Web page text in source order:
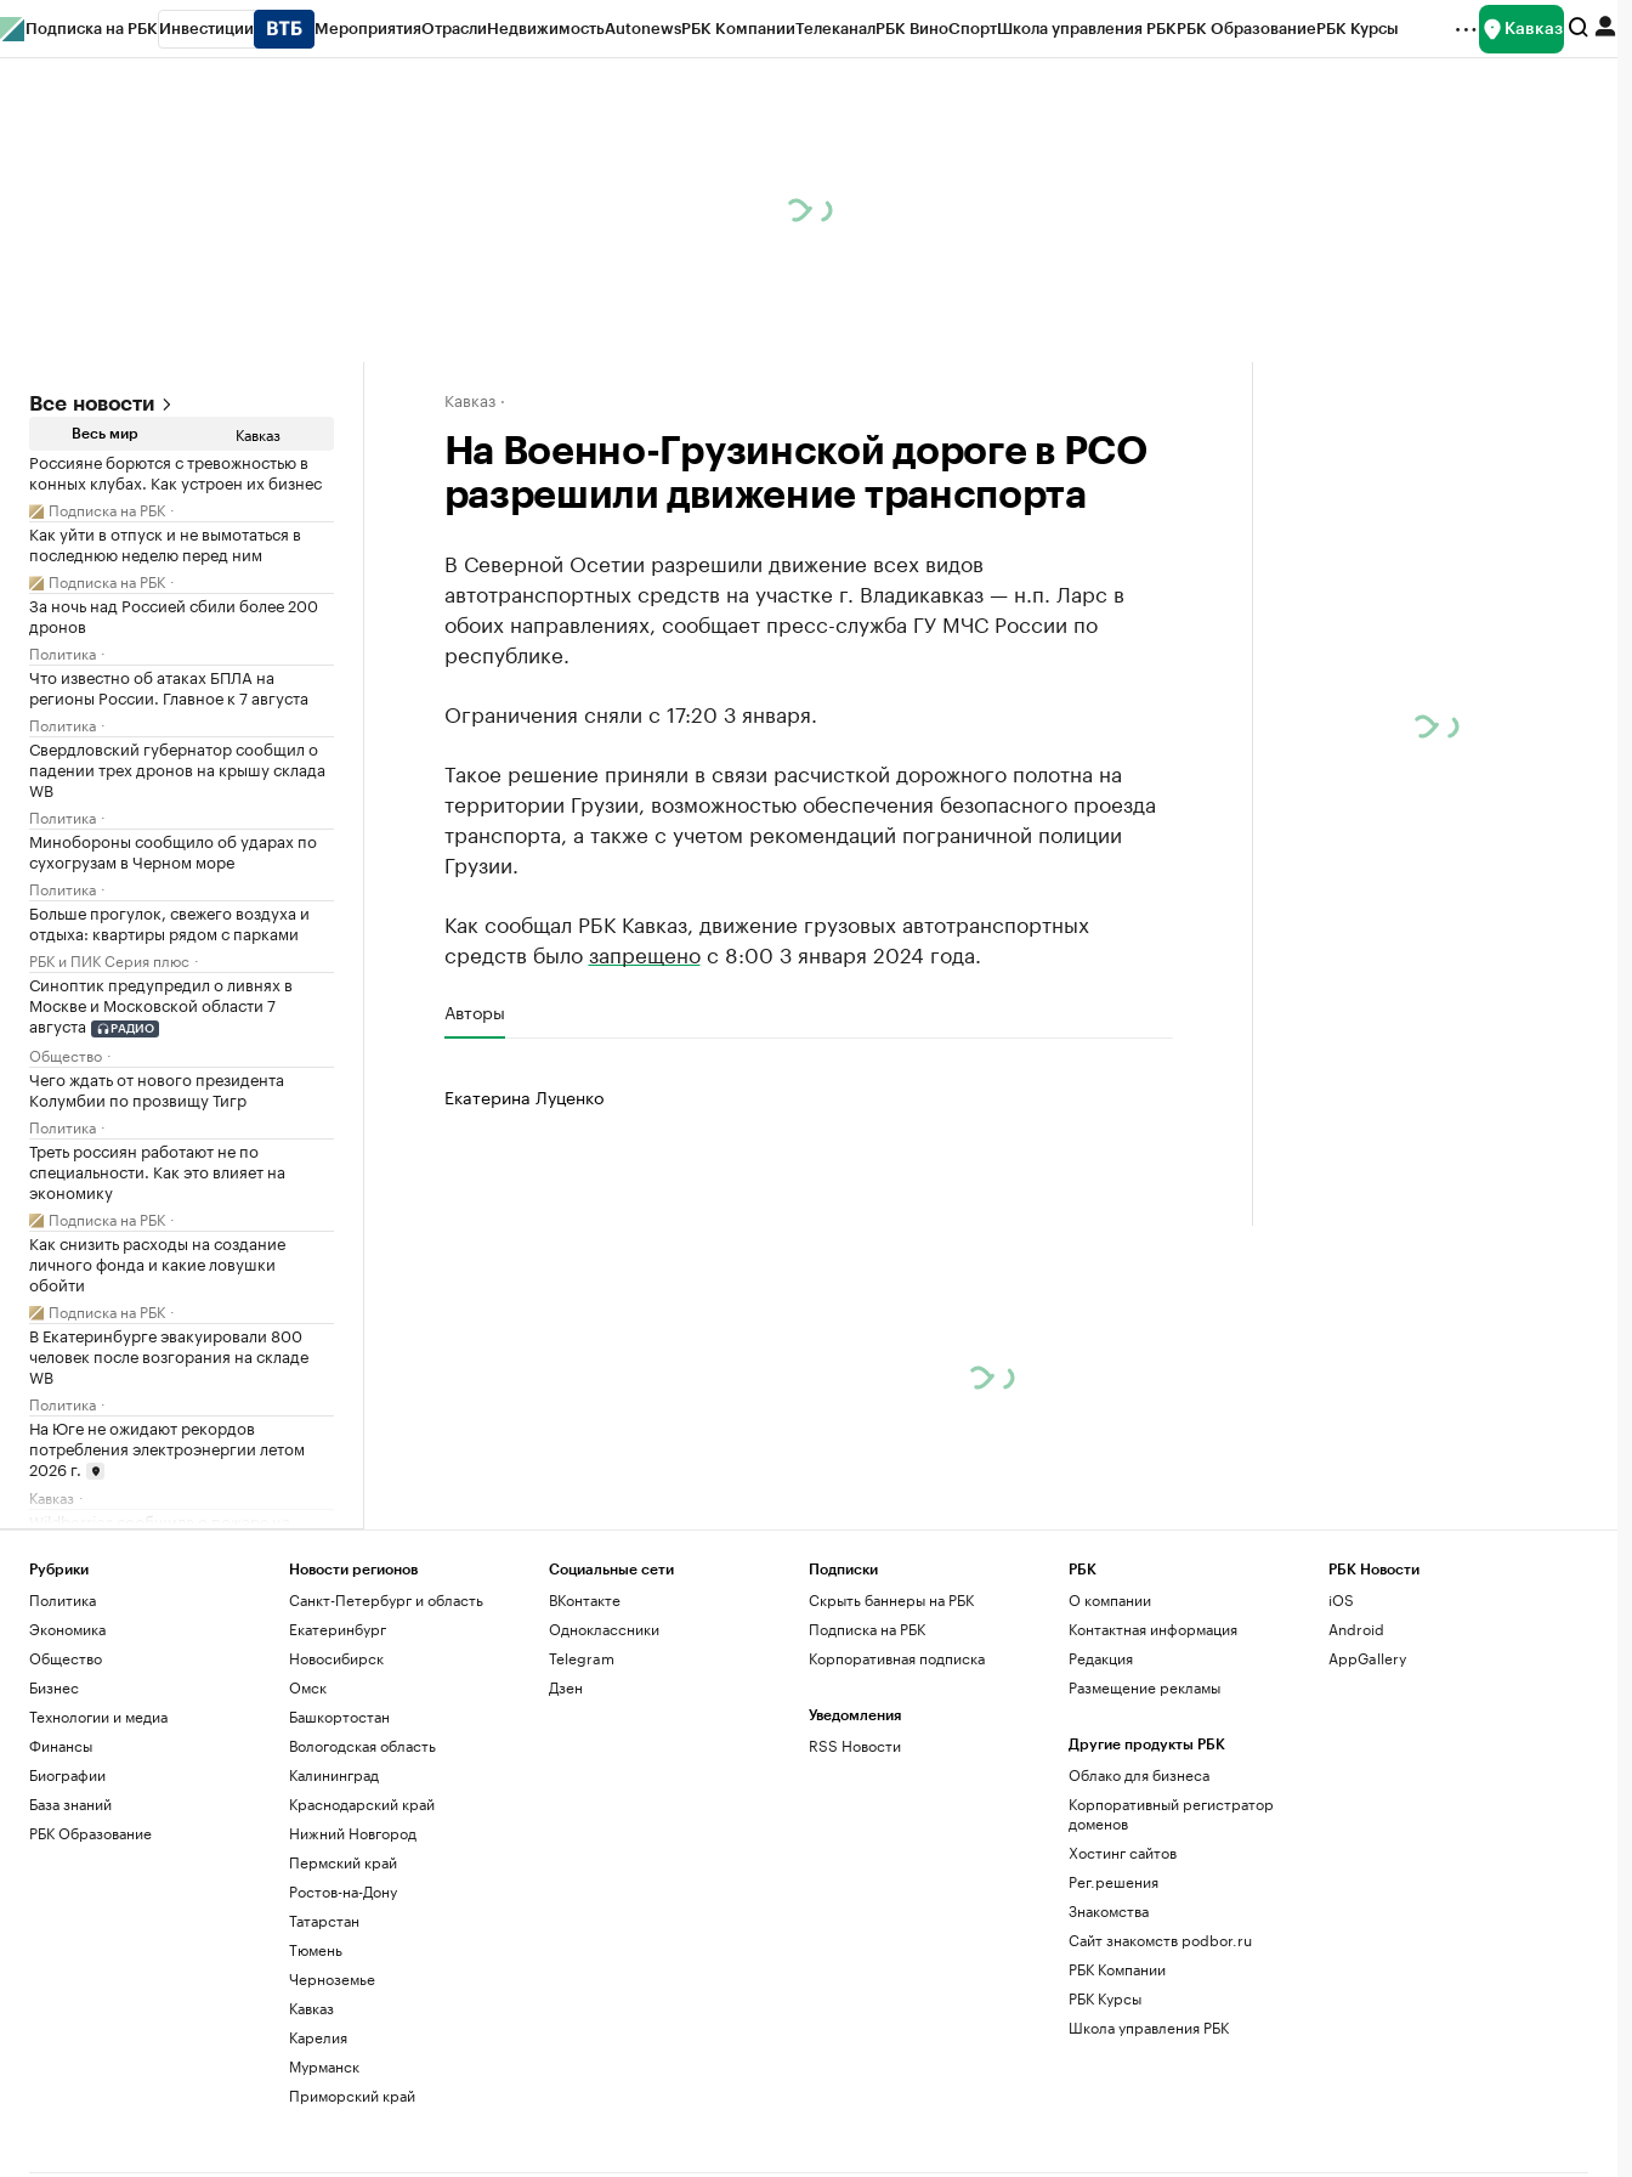
Подписка на РБК Инвестиции МероприятияОтраслиНедвижимостьAutonewsРБК КомпанииТелеканалРБК ВиноСпортШкола управления РБКРБК ОбразованиеРБК Курсы Кавказ
Все новости
Весь мир Кавказ
Россияне борются с тревожностью в
конных клубах. Как устроен их бизнес
Подписка на РБК
Как уйти в отпуск и не вымотаться в
последнюю неделю перед ним
Подписка на РБК
За ночь над Россией сбили более 200
дронов
Политика
Что известно об атаках БПЛА на
регионы России. Главное к 7 августа
Политика
Свердловский губернатор сообщил о
падении трех дронов на крышу склада
WB
Политика
Минобороны сообщило об ударах по
сухогрузам в Черном море
Политика
Больше прогулок, свежего воздуха и
отдыха: квартиры рядом с парками
РБК и ПИК Серия плюс
Синоптик предупредил о ливнях в
Москве и Московской области 7
августа
РАДИО
Общество
Чего ждать от нового президента
Колумбии по прозвищу Тигр
Политика
Треть россиян работают не по
специальности. Как это влияет на
экономику
Подписка на РБК
Как снизить расходы на создание
личного фонда и какие ловушки
обойти
Подписка на РБК
В Екатеринбурге эвакуировали 800
человек после возгорания на складе
WB
Политика
На Юге не ожидают рекордов
потребления электроэнергии летом
2026 г.
Кавказ
Wildberries сообщила о пожаре на
Общество
Число пенсионеров в России
сократилось на 409 тыс. за год
Общество
«Защита от стресса» с доходностью от
40%: куда вложить дивиденды
Подписка на РБК
Дагестан привлек ₽132 млрд в рамках
реализуемых прорывных
инвестпроектов
Кавказ
Соглашение о партнерстве ЕАЭС и ОАЭ
вступит в силу 6 октября
Как Ходынка стала новым центром
Кавказ
На Военно-Грузинской дороге в РСО
разрешили движение транспорта
В Северной Осетии разрешили движение всех видов
автотранспортных средств на участке г. Владикавказ — н.п. Ларс в
обоих направлениях, сообщает пресс-служба ГУ МЧС России по
республике.
Ограничения сняли с 17:20 3 января.
Такое решение приняли в связи расчисткой дорожного полотна на
территории Грузии, возможностью обеспечения безопасного проезда
транспорта, а также с учетом рекомендаций пограничной полиции
Грузии.
Как сообщал РБК Кавказ, движение грузовых автотранспортных
средств былозапрещенос 8:00 3 января 2024 года.
Авторы
Екатерина Луценко
Рубрики
Политика
Экономика
Общество
Бизнес
Технологии и медиа
Финансы
Биографии
База знаний
РБК Образование
Новости регионов
Санкт-Петербург и область
Екатеринбург
Новосибирск
Омск
Башкортостан
Вологодская область
Калининград
Краснодарский край
Нижний Новгород
Пермский край
Ростов-на-Дону
Татарстан
Тюмень
Черноземье
Кавказ
Карелия
Мурманск
Приморский край
Социальные сети
ВКонтакте
Одноклассники
Telegram
Дзен
Подписки
Скрыть баннеры на РБК
Подписка на РБК
Корпоративная подписка
Уведомления
RSS Новости
РБК
О компании
Контактная информация
Редакция
Размещение рекламы
Другие продукты РБК
Облако для бизнеса
Корпоративный регистратор
доменов
Хостинг сайтов
Рег.решения
Знакомства
Сайт знакомств podbor.ru
РБК Компании
РБК Курсы
Школа управления РБК
РБК Новости
iOS
Android
AppGallery